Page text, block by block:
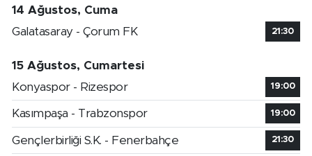
14 Ağustos, Cuma
Galatasaray - Çorum FK
21:30
15 Ağustos, Cumartesi
Konyaspor - Rizespor
19:00
Kasımpaşa - Trabzonspor 19:00
Gençlerbirliği S.K. - Fenerbahçe 21:30